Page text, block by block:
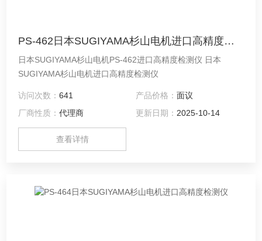
PS-462日本SUGIYAMA杉山电机进口高精度检测仪
日本SUGIYAMA杉山电机PS-462进口高精度检测仪 日本
SUGIYAMA杉山电机进口高精度检测仪
访问次数：641 产品价格： 面议
厂商性质：代理商 更新日期： 2025-10-14
查看详情